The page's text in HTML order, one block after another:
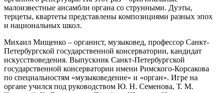
малоизвестные ансамбли органа со струнными. Дуэты,
терцеты, квартеты представлены композициями разных эпох
и национальных школ.
Михаил Мищенко – органист, музыковед, профессор Санкт-
Петербургской государственной консерватории, кандидат
искусствоведения. Выпускник Санкт-Петербургской
государственной консерватории имени Римского-Корсакова
по специальностям «музыковедение» и «орган». Игре на
органе учился под руководством Ю. Н. Семенова, Т. М.